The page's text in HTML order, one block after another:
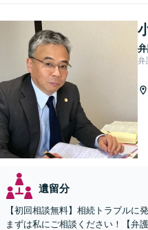
弁
遺留分
【初回相談無料】相続トラブルに
まずは私にご相談ください！【弁